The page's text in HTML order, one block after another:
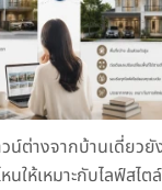
น์ต่างจากบ้านเดี่ยวยั
นให้เหมาะกับไลฟ์สไต